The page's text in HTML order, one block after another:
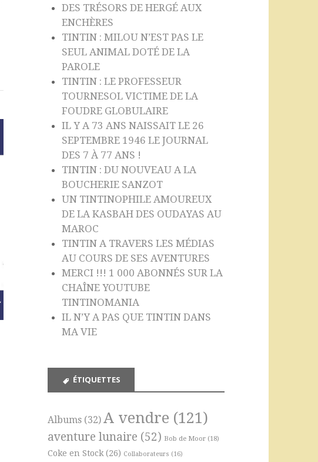
DES TRÉSORS DE HERGÉ AUX
ENCHÈRES
TINTIN : MILOU N’EST PAS LE
SEUL ANIMAL DOTÉ DE LA
PAROLE
TINTIN : LE PROFESSEUR
TOURNESOL VICTIME DE LA
FOUDRE GLOBULAIRE
IL Y A 73 ANS NAISSAIT LE 26
SEPTEMBRE 1946 LE JOURNAL
DES 7 À 77 ANS !
TINTIN : DU NOUVEAU A LA
BOUCHERIE SANZOT
UN TINTINOPHILE AMOUREUX
DE LA KASBAH DES OUDAYAS AU
MAROC
TINTIN A TRAVERS LES MÉDIAS
AU COURS DE SES AVENTURES
MERCI !!! 1 000 ABONNÉS SUR LA
CHAÎNE YOUTUBE
TINTINOMANIA
IL N’Y A PAS QUE TINTIN DANS
MA VIE
ÉTIQUETTES
Albums (32) A vendre (121)
aventure lunaire (52) Bob de Moor (18)
Coke en Stock (26) Collaborateurs (16)